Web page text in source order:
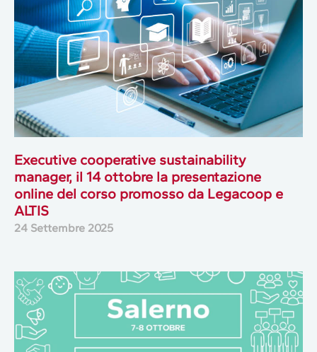
Executive cooperative sustainability
manager, il 14 ottobre la presentazione
online del corso promosso da Legacoop e
ALTIS
24 Settembre 2025